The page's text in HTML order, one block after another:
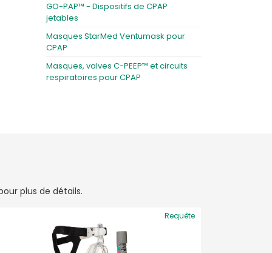
GO-PAP™ - Dispositifs de CPAP
jetables
Masques StarMed Ventumask pour
CPAP
Masques, valves C-PEEP™ et circuits
respiratoires pour CPAP
plus de détails.
Requête